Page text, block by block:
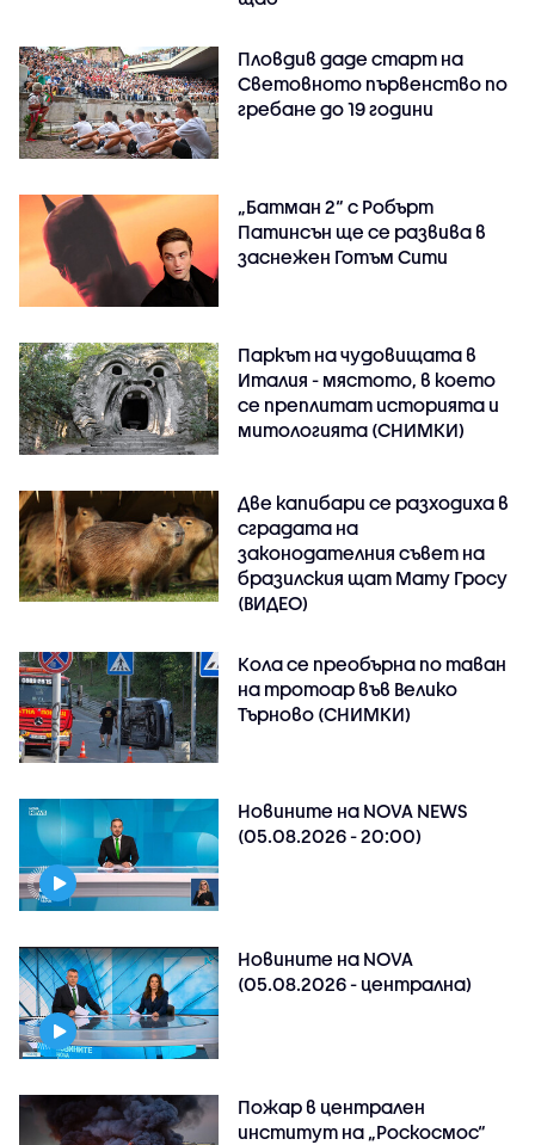
Пловдив даде старт на
Световното първенство по
гребане до 19 години
„Батман 2“ с Робърт
Патинсън ще се развива в
заснежен Готъм Сити
Паркът на чудовищата в
Италия - мястото, в което
се преплитат историята и
митологията (СНИМКИ)
Две капибари се разходиха в
сградата на
законодателния съвет на
бразилския щат Мату Гросу
(ВИДЕО)
Кола се преобърна по таван
на тротоар във Велико
Търново (СНИМКИ)
Новините на NOVA NEWS
(05.08.2026 - 20:00)
Новините на NOVA
(05.08.2026 - централна)
Пожар в централен
институт на „Роскосмос“